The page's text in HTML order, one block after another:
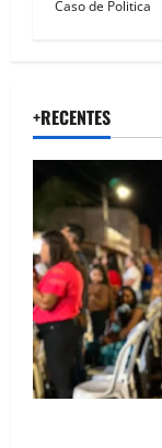
Caso de Politica
+RECENTES